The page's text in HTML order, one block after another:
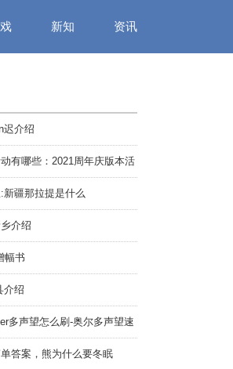
新知 资讯
迟介绍
有哪些：2021周年庆版本活
新疆那拉提是什么
介绍
幅书
介绍
多声望怎么刷-奥尔多声望速
答案，熊为什么要冬眠